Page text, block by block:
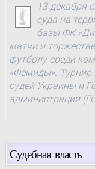
13 декабря
суда на
базы ФК
матчи и
футболу среди
«Фемиды». Турнир
судей Украины и
администрации
Судебная власть